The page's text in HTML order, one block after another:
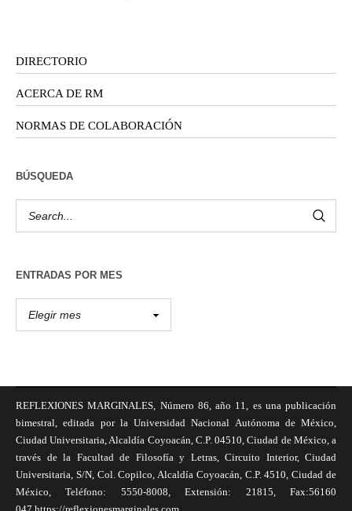
DIRECTORIO
ACERCA DE RM
NORMAS DE COLABORACIÓN
BÚSQUEDA
ENTRADAS POR MES
REFLEXIONES MARGINALES, Número 86, año 11, es una publicación
bimestral, editada por la Universidad Nacional Autónoma de México,
Ciudad Universitaria, Alcaldía Coyoacán, C.P. 04510, Ciudad de México, a
través de la Facultad de Filosofía y Letras, Circuito Interior, Ciudad
Universitaria, S/N, Col. Copilco, Alcaldía Coyoacán, C.P. 4510, Ciudad de
México, Teléfono: 5550-8008, Extensión: 21815, Fax:56160